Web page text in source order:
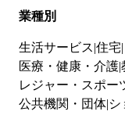
業種別
生活サービス 住宅
医療・健康・介護
レジャー・スポー
公共機関・団体 シ